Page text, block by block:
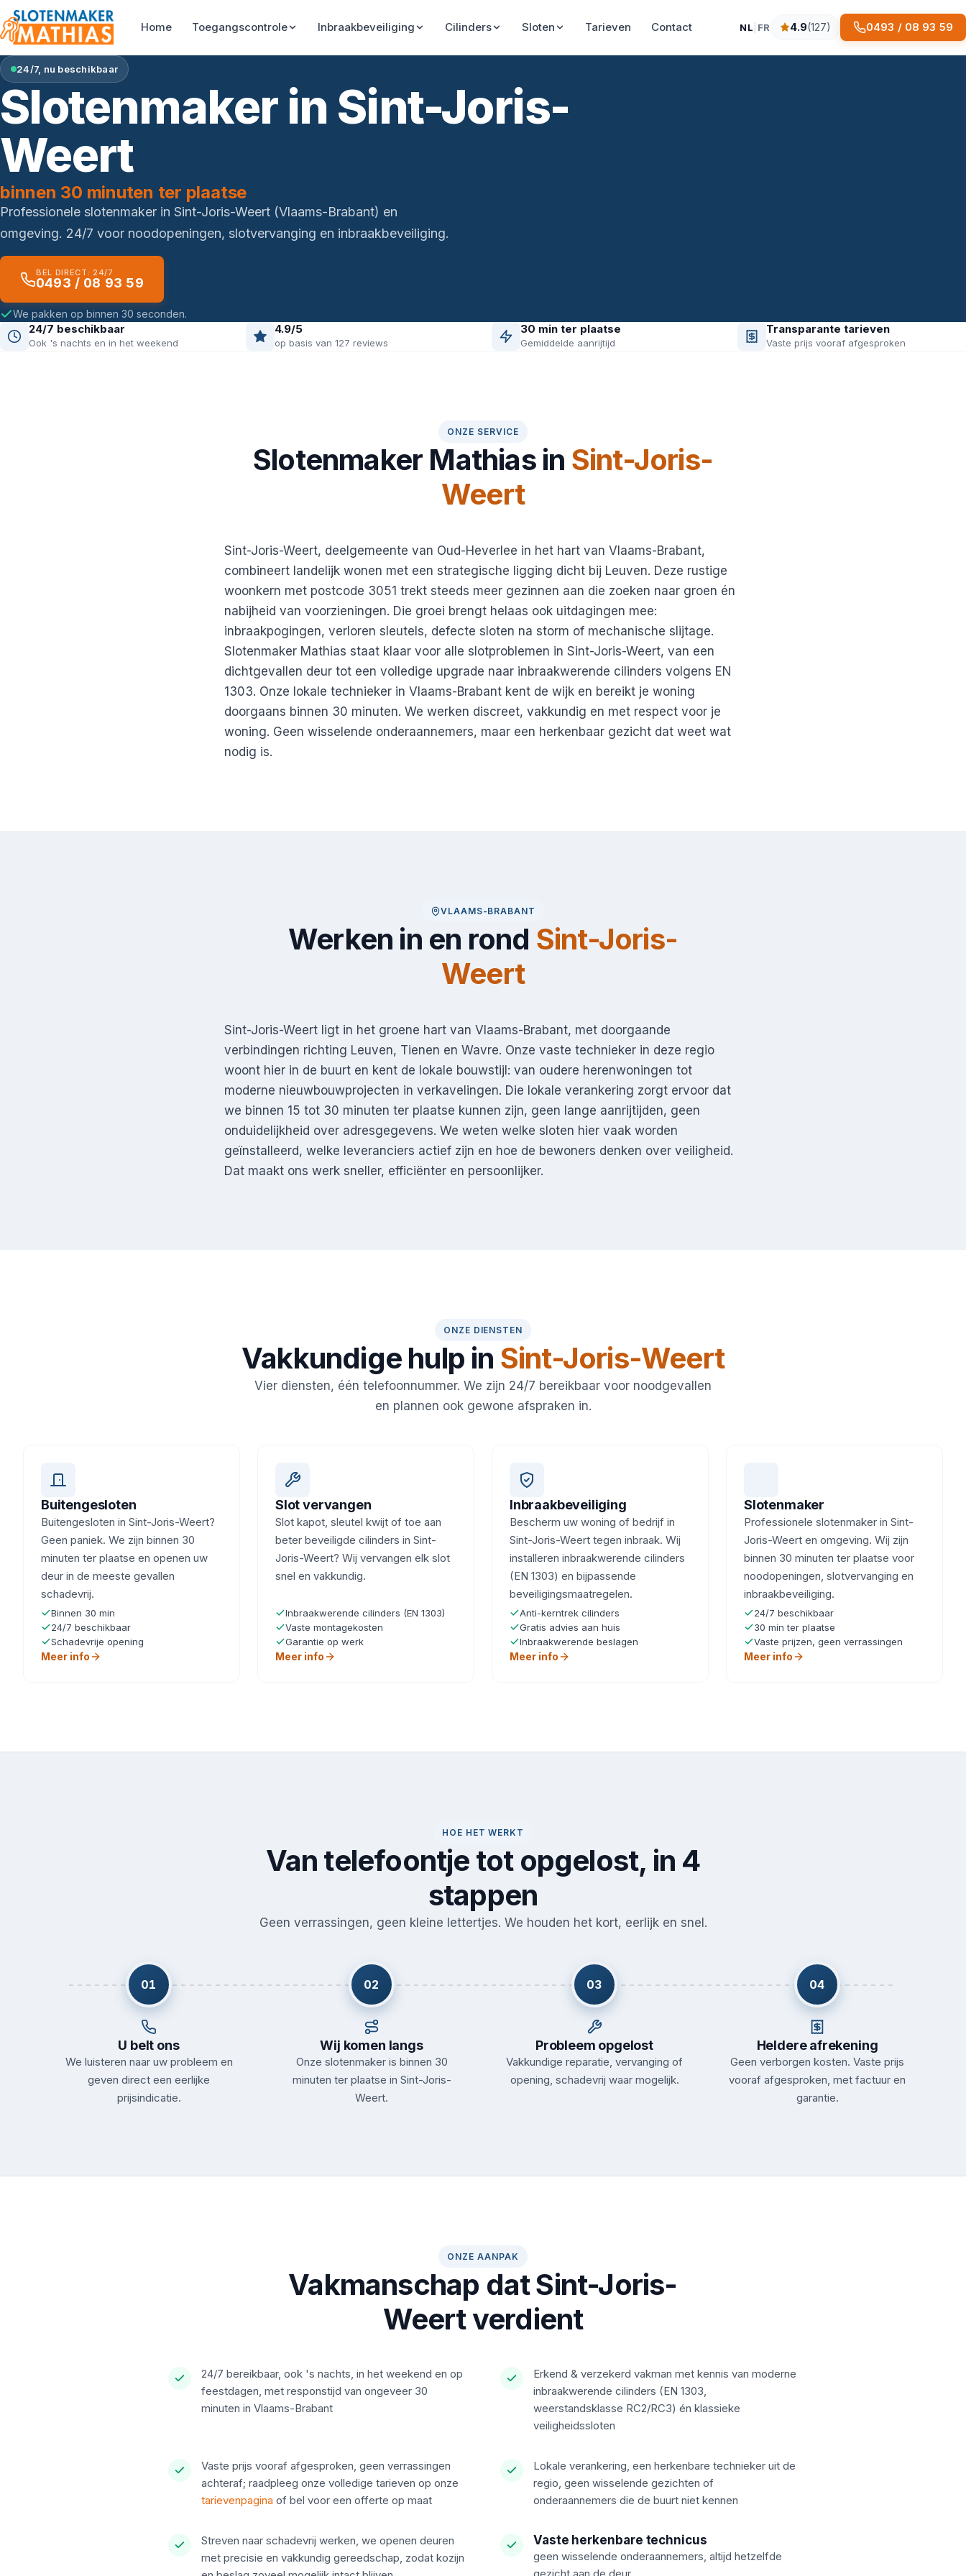
Home Toegangscontrole Inbraakbeveiliging Cilinders Sloten Tarieven Contact NL FR
4.9 sterren op basis van 127 reviews
4.9(127) 0493 / 08 93 59
24/7, nu beschikbaar
Slotenmaker in Sint-Joris-
Weert
binnen 30 minuten ter plaatse
Professionele slotenmaker in Sint-Joris-Weert (Vlaams-Brabant) en
omgeving. 24/7 voor noodopeningen, slotvervanging en inbraakbeveiliging.
BEL DIRECT: 24/7
0493 / 08 93 59
We pakken op binnen 30 seconden.
24/7 beschikbaar
Ook 's nachts en in het weekend
4.9/5
op basis van 127 reviews
30 min ter plaatse
Gemiddelde aanrijtijd
Transparante tarieven
Vaste prijs vooraf afgesproken
ONZE SERVICE
Slotenmaker Mathias in Sint-Joris-
Weert
Sint-Joris-Weert, deelgemeente van Oud-Heverlee in het hart van Vlaams-Brabant,
combineert landelijk wonen met een strategische ligging dicht bij Leuven. Deze rustige
woonkern met postcode 3051 trekt steeds meer gezinnen aan die zoeken naar groen én
nabijheid van voorzieningen. Die groei brengt helaas ook uitdagingen mee:
inbraakpogingen, verloren sleutels, defecte sloten na storm of mechanische slijtage.
Slotenmaker Mathias staat klaar voor alle slotproblemen in Sint-Joris-Weert, van een
dichtgevallen deur tot een volledige upgrade naar inbraakwerende cilinders volgens EN
1303. Onze lokale technieker in Vlaams-Brabant kent de wijk en bereikt je woning
doorgaans binnen 30 minuten. We werken discreet, vakkundig en met respect voor je
woning. Geen wisselende onderaannemers, maar een herkenbaar gezicht dat weet wat
nodig is.
VLAAMS-BRABANT
Werken in en rond Sint-Joris-
Weert
Sint-Joris-Weert ligt in het groene hart van Vlaams-Brabant, met doorgaande
verbindingen richting Leuven, Tienen en Wavre. Onze vaste technieker in deze regio
woont hier in de buurt en kent de lokale bouwstijl: van oudere herenwoningen tot
moderne nieuwbouwprojecten in verkavelingen. Die lokale verankering zorgt ervoor dat
we binnen 15 tot 30 minuten ter plaatse kunnen zijn, geen lange aanrijtijden, geen
onduidelijkheid over adresgegevens. We weten welke sloten hier vaak worden
geïnstalleerd, welke leveranciers actief zijn en hoe de bewoners denken over veiligheid.
Dat maakt ons werk sneller, efficiënter en persoonlijker.
ONZE DIENSTEN
Vakkundige hulp in Sint-Joris-Weert
Vier diensten, één telefoonnummer. We zijn 24/7 bereikbaar voor noodgevallen
en plannen ook gewone afspraken in.
Buitengesloten
Buitengesloten in Sint-Joris-Weert?
Geen paniek. We zijn binnen 30
minuten ter plaatse en openen uw
deur in de meeste gevallen
schadevrij.
Binnen 30 min
24/7 beschikbaar
Schadevrije opening
Meer info
Slot vervangen
Slot kapot, sleutel kwijt of toe aan
beter beveiligde cilinders in Sint-
Joris-Weert? Wij vervangen elk slot
snel en vakkundig.
Inbraakwerende cilinders (EN 1303)
Vaste montagekosten
Garantie op werk
Meer info
Inbraakbeveiliging
Bescherm uw woning of bedrijf in
Sint-Joris-Weert tegen inbraak. Wij
installeren inbraakwerende cilinders
(EN 1303) en bijpassende
beveiligingsmaatregelen.
Anti-kerntrek cilinders
Gratis advies aan huis
Inbraakwerende beslagen
Meer info
Slotenmaker
Professionele slotenmaker in Sint-
Joris-Weert en omgeving. Wij zijn
binnen 30 minuten ter plaatse voor
noodopeningen, slotvervanging en
inbraakbeveiliging.
24/7 beschikbaar
30 min ter plaatse
Vaste prijzen, geen verrassingen
Meer info
HOE HET WERKT
Van telefoontje tot opgelost, in 4
stappen
Geen verrassingen, geen kleine lettertjes. We houden het kort, eerlijk en snel.
01
U belt ons
We luisteren naar uw probleem en
geven direct een eerlijke
prijsindicatie.
02
Wij komen langs
Onze slotenmaker is binnen 30
minuten ter plaatse in Sint-Joris-
Weert.
03
Probleem opgelost
Vakkundige reparatie, vervanging of
opening, schadevrij waar mogelijk.
04
Heldere afrekening
Geen verborgen kosten. Vaste prijs
vooraf afgesproken, met factuur en
garantie.
ONZE AANPAK
Vakmanschap dat Sint-Joris-
Weert verdient
24/7 bereikbaar, ook 's nachts, in het weekend en op
feestdagen, met responstijd van ongeveer 30
minuten in Vlaams-Brabant
Erkend & verzekerd vakman met kennis van moderne
inbraakwerende cilinders (EN 1303,
weerstandsklasse RC2/RC3) én klassieke
veiligheidssloten
Vaste prijs vooraf afgesproken, geen verrassingen
achteraf; raadpleeg onze volledige tarieven op onze
tarievenpagina of bel voor een offerte op maat
Lokale verankering, een herkenbare technieker uit de
regio, geen wisselende gezichten of
onderaannemers die de buurt niet kennen
Streven naar schadevrij werken, we openen deuren
met precisie en vakkundig gereedschap, zodat kozijn
Vaste herkenbare technicus
geen wisselende onderaannemers, altijd hetzelfde